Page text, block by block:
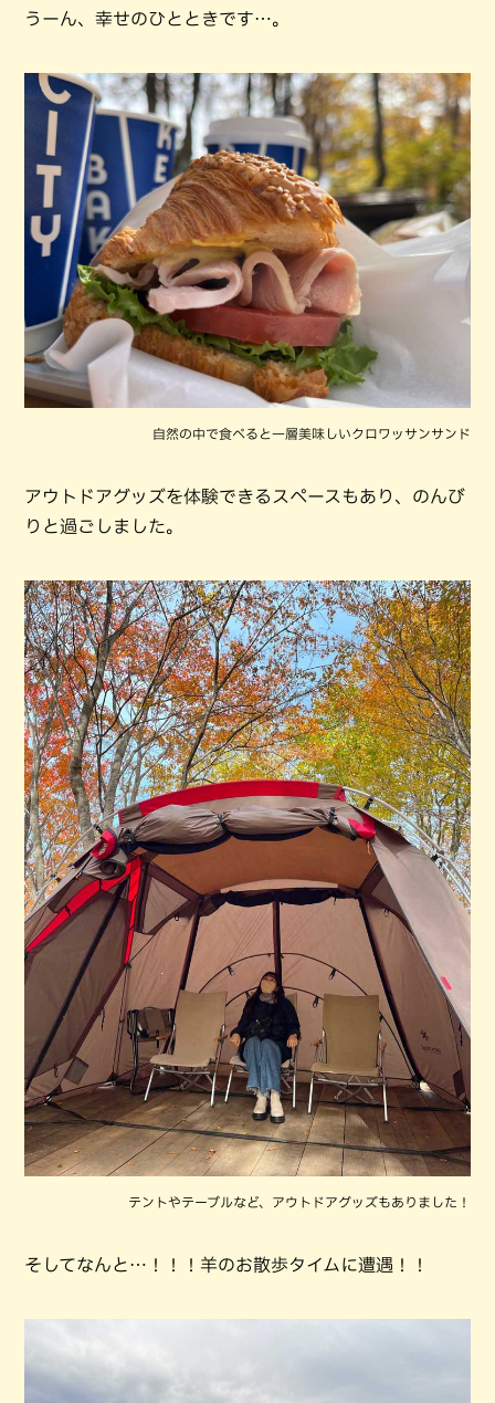
うーん、幸せのひとときです…。
自然の中で食べると一層美味しいクロワッサンサンド
アウトドアグッズを体験できるスペースもあり、のんび
りと過ごしました。
テントやテーブルなど、アウトドアグッズもありました！
そしてなんと…！！！羊のお散歩タイムに遭遇！！